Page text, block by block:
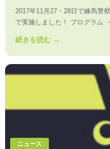
2017年11月27・28日で練馬警
で実施しました！ プログラ
続きを読む →
ニュース